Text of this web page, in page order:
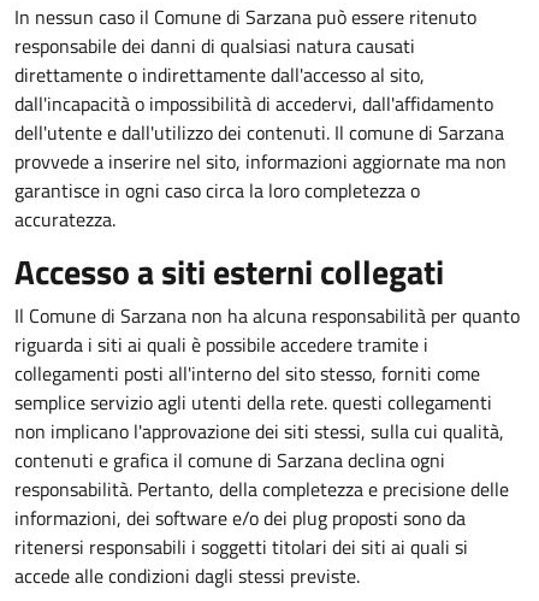
In nessun caso il Comune di Sarzana può essere ritenuto
responsabile dei danni di qualsiasi natura causati
direttamente o indirettamente dall'accesso al sito,
dall'incapacità o impossibilità di accedervi, dall'affidamento
dell'utente e dall'utilizzo dei contenuti. Il comune di Sarzana
provvede a inserire nel sito, informazioni aggiornate ma non
garantisce in ogni caso circa la loro completezza o
accuratezza.
Accesso a siti esterni collegati
Il Comune di Sarzana non ha alcuna responsabilità per quanto
riguarda i siti ai quali è possibile accedere tramite i
collegamenti posti all'interno del sito stesso, forniti come
semplice servizio agli utenti della rete. questi collegamenti
non implicano l'approvazione dei siti stessi, sulla cui qualità,
contenuti e grafica il comune di Sarzana declina ogni
responsabilità. Pertanto, della completezza e precisione delle
informazioni, dei software e/o dei plug proposti sono da
ritenersi responsabili i soggetti titolari dei siti ai quali si
accede alle condizioni dagli stessi previste.